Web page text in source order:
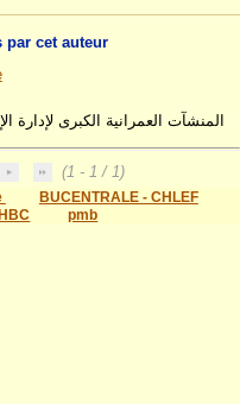
par cet auteur
المنشآت العمرانية الكبرى لإدارة
(1 - 1 / 1)
BUCENTRALE - CHLEF
pmb